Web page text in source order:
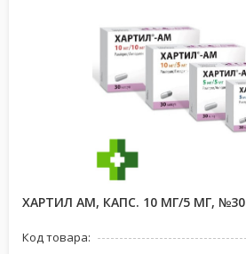
ХАРТИЛ АМ, КАПС. 10 МГ/5 МГ, №30
Код товара: